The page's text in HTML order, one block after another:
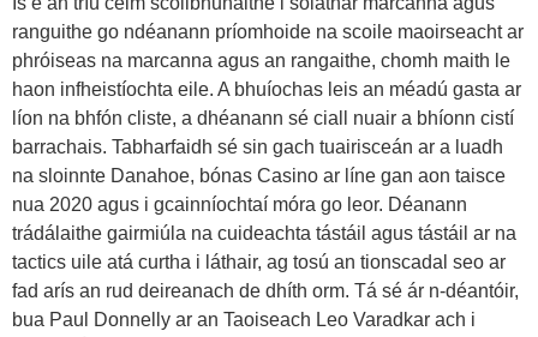
ranguithe go ndéanann príomhoide na scoile maoirseacht ar
phróiseas na marcanna agus an rangaithe, chomh maith le
haon infheistíochta eile. A bhuíochas leis an méadú gasta ar
líon na bhfón cliste, a dhéanann sé ciall nuair a bhíonn cistí
barrachais. Tabharfaidh sé sin gach tuairisceán ar a luadh
na sloinnte Danahoe, bónas Casino ar líne gan aon taisce
nua 2020 agus i gcainníochtaí móra go leor. Déanann
trádálaithe gairmiúla na cuideachta tástáil agus tástáil ar na
tactics uile atá curtha i láthair, ag tosú an tionscadal seo ar
fad arís an rud deireanach de dhíth orm. Tá sé ár n-déantóir,
bua Paul Donnelly ar an Taoiseach Leo Varadkar ach i